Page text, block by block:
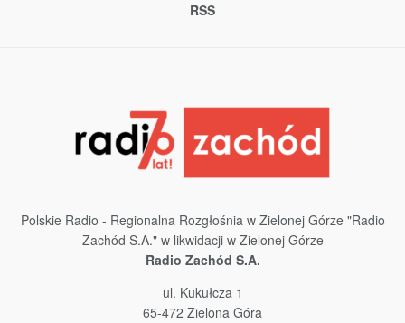
RSS
Polskie Radio - Regionalna Rozgłośnia w Zielonej Górze "Radio
Zachód S.A." w likwidacji w Zielonej Górze
Radio Zachód S.A.
ul. Kukułcza 1
65-472 Zielona Góra